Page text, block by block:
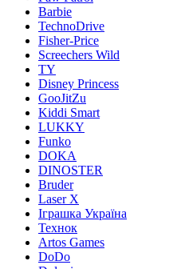
Barbie
TechnoDrive
Fisher-Price
Screechers Wild
TY
Disney Princess
GooJitZu
Kiddi Smart
LUKKY
Funko
DOKA
DINOSTER
Bruder
Laser X
Іграшка Україна
Технок
Artos Games
DoDo